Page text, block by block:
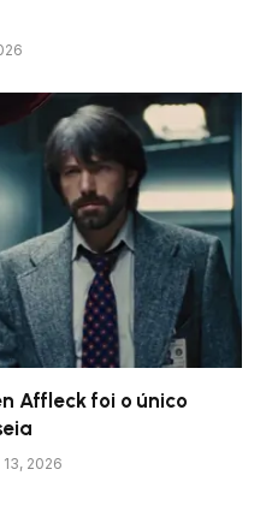
Affleck foi o único
2026